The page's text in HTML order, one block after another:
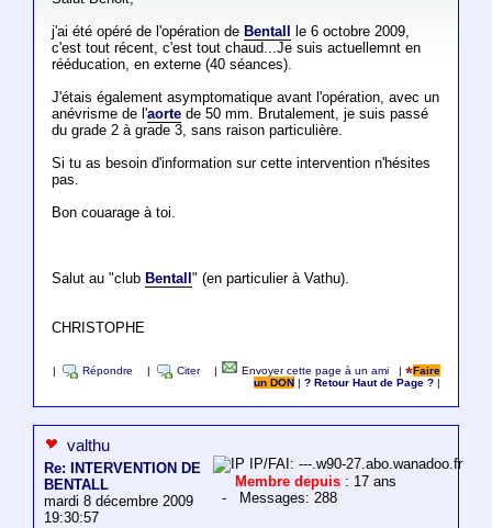
j'ai été opéré de l'opération de Bentall
le 6 octobre 2009,
c'est tout récent, c'est tout chaud...Je suis actuellemnt en
rééducation, en externe (40 séances).
J'étais également asymptomatique avant l'opération, avec un
anévrisme de l'aortede 50 mm. Brutalement, je suis passé
du grade 2 à grade 3, sans raison particulière.
Si tu as besoin d'information sur cette intervention n'hésites
pas.
Bon couarage à toi.
Salut au "club Bentall " (en particulier à Vathu).
CHRISTOPHE
Répondre Citer Envoyer cette page à un ami |
Faire
un DON
|? Retour Haut de Page ?
valthu
Re: INTERVENTION DE
BENTALL
mardi 8 décembre 2009
19:30:57
IP/FAI: ---.w90-27.abo.wanadoo.fr
Membre depuis : 17 ans
- Messages: 288